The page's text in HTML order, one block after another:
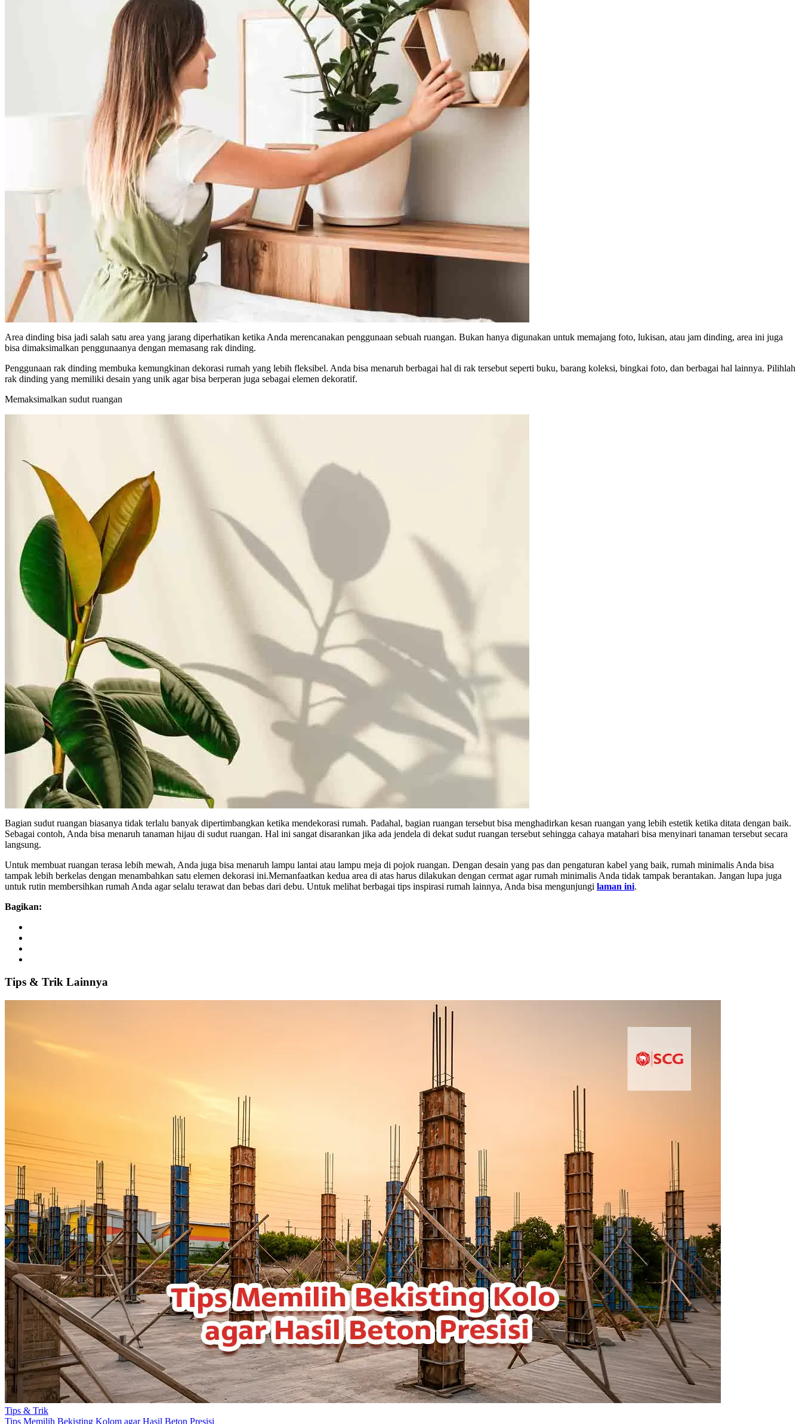
Area dinding bisa jadi salah satu area yang jarang diperhatikan ketika Anda merencanakan penggunaan sebuah ruangan. Bukan hanya digunakan untuk memajang foto, lukisan, atau jam dinding, area ini juga
bisa dimaksimalkan penggunaanya dengan memasang rak dinding.
Penggunaan rak dinding membuka kemungkinan dekorasi rumah yang lebih fleksibel. Anda bisa menaruh berbagai hal di rak tersebut seperti buku, barang koleksi, bingkai foto, dan berbagai hal lainnya. Pilihlah
rak dinding yang memiliki desain yang unik agar bisa berperan juga sebagai elemen dekoratif.
Memaksimalkan sudut ruangan
Bagian sudut ruangan biasanya tidak terlalu banyak dipertimbangkan ketika mendekorasi rumah. Padahal, bagian ruangan tersebut bisa menghadirkan kesan ruangan yang lebih estetik ketika ditata dengan baik.
Sebagai contoh, Anda bisa menaruh tanaman hijau di sudut ruangan. Hal ini sangat disarankan jika ada jendela di dekat sudut ruangan tersebut sehingga cahaya matahari bisa menyinari tanaman tersebut secara
langsung.
Untuk membuat ruangan terasa lebih mewah, Anda juga bisa menaruh lampu lantai atau lampu meja di pojok ruangan. Dengan desain yang pas dan pengaturan kabel yang baik, rumah minimalis Anda bisa
tampak lebih berkelas dengan menambahkan satu elemen dekorasi ini.Memanfaatkan kedua area di atas harus dilakukan dengan cermat agar rumah minimalis Anda tidak tampak berantakan. Jangan lupa juga
untuk rutin membersihkan rumah Anda agar selalu terawat dan bebas dari debu. Untuk melihat berbagai tips inspirasi rumah lainnya, Anda bisa mengunjungi laman ini.
Bagikan:
Tips & Trik Lainnya
Tips & Trik
Tips Memilih Bekisting Kolom agar Hasil Beton Presisi